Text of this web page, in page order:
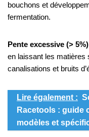
bouchons et
fermentation.
Pente excessive (>
en laissant les matières
canalisations et bruits
Lire également :
Racetools : guide
modèles et